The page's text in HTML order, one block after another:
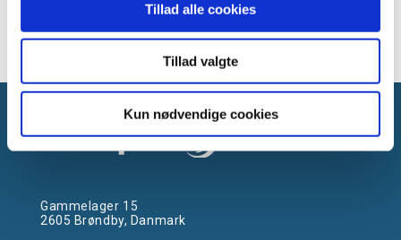
Tillad alle cookies
Tillad valgte
Kun nødvendige cookies
Gammelager 15
2605 Brøndby, Danmark